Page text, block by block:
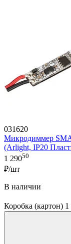
031620
Микродиммер
(Arlight, IP20
1 29050
₽/шт
В наличии
Коробка (картон)